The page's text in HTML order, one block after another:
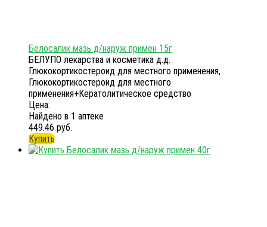
Белосалик мазь д/наруж примен 15г
БЕЛУПО лекарства и косметика д.д.
Глюкокортикостероид для местного применения,
Глюкокортикостероид для местного
применения+Кератолитическое средство
Цена:
Найдено в 1 аптеке
449.46 руб.
Купить